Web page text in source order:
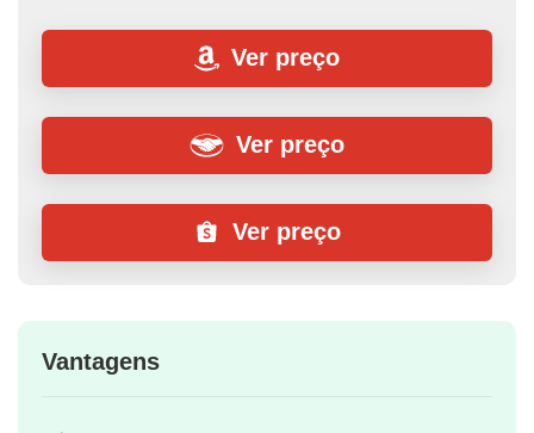
Ver preço
Ver preço
Ver preço
Vantagens